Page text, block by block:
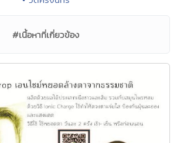
#เนื้อหาที่เกี่ยวข้อง